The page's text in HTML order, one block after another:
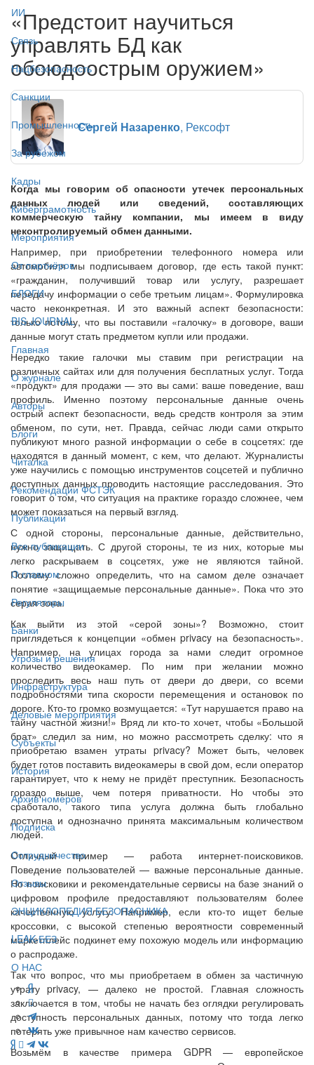
ИИ
Связь
Нацбезопасность
Санкции
Промышленность
За рубежом
Кадры
Киберграмотность
Мероприятия
От партнёров
БЛОГИ
BIS JOURNAL
Главная
О журнале
Авторы
Блоги
Читалка
Рекомендации ФСТЭК
Публикации
Все публикации
О главном
Регуляторы
Банки
Угрозы и решения
Инфраструктура
Деловые мероприятия
Субъекты
История
Архив номеров
Подписка
Сотрудничество
Отзывы
ЭНЦИКЛОПЕДИЯ БЕЗОПАСНИКА
LEAK-БЕЗ
О НАС
«Предстоит научиться
управлять БД как
обоюдоострым оружием»
Сергей Назаренко, Рексофт
Когда мы говорим об опасности утечек персональных
данных людей или сведений, составляющих
коммерческую тайну компании, мы имеем в виду
неконтролируемый обмен данными.
Например, при приобретении телефонного номера или
автомобиля мы подписываем договор, где есть такой пункт:
«гражданин, получивший товар или услугу, разрешает
передачу информации о себе третьим лицам». Формулировка
часто неконкретная. И это важный аспект безопасности:
только потому, что вы поставили «галочку» в договоре, ваши
данные могут стать предметом купли или продажи.
Нередко такие галочки мы ставим при регистрации на
различных сайтах или для получения бесплатных услуг. Тогда
«продукт» для продажи — это вы сами: ваше поведение, ваш
профиль. Именно поэтому персональные данные очень
острый аспект безопасности, ведь средств контроля за этим
обменом, по сути, нет. Правда, сейчас люди сами открыто
публикуют много разной информации о себе в соцсетях: где
находятся в данный момент, с кем, что делают. Журналисты
уже научились с помощью инструментов соцсетей и публично
доступных данных проводить настоящие расследования. Это
говорит о том, что ситуация на практике гораздо сложнее, чем
может показаться на первый взгляд.
С одной стороны, персональные данные, действительно,
нужно защищать. С другой стороны, те из них, которые мы
легко раскрываем в соцсетях, уже не являются тайной.
Поэтому сложно определить, что на самом деле означает
понятие «защищаемые персональные данные». Пока что это
серая зона.
Как выйти из этой «серой зоны»? Возможно, стоит
приглядеться к концепции «обмен privacy на безопасность».
Например, на улицах города за нами следит огромное
количество видеокамер. По ним при желании можно
проследить весь наш путь от двери до двери, со всеми
подробностями типа скорости перемещения и остановок по
дороге. Кто-то громко возмущается: «Тут нарушается право на
тайну частной жизни!» Вряд ли кто-то хочет, чтобы «Большой
брат» следил за ним, но можно рассмотреть сделку: что я
приобретаю взамен утраты privacy? Может быть, человек
будет готов поставить видеокамеры в свой дом, если оператор
гарантирует, что к нему не придёт преступник. Безопасность
гораздо выше, чем потеря приватности. Но чтобы это
сработало, такого типа услуга должна быть глобально
доступна и однозначно принята максимальным количеством
людей.
Отличный пример — работа интернет-поисковиков.
Поведение пользователей — важные персональные данные.
Но поисковики и рекомендательные сервисы на базе знаний о
цифровом профиле предоставляют пользователям более
качественную услугу. Например, если кто-то ищет белые
кроссовки, с высокой степенью вероятности современный
маркетплейс подкинет ему похожую модель или информацию
о распродаже.
Так что вопрос, что мы приобретаем в обмен за частичную
утрату privacy, — далеко не простой. Главная сложность
заключается в том, чтобы не начать без оглядки регулировать
доступность персональных данных, потому что тогда легко
потерять уже привычное нам качество сервисов.
Возьмём в качестве примера GDPR — европейское